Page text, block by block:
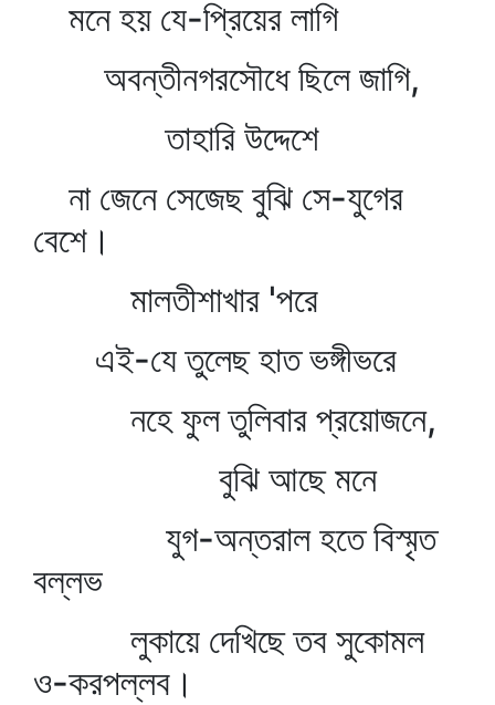
মনে হয় যে-প্রিয়ের লাগি
অবন্তীনগরসৌধে ছিলে জাগি,
তাহারি উদ্দেশে
না জেনে সেজেছ বুঝি সে-যুগের
বেশে।
মালতীশাখার 'পরে
এই-যে তুলেছ হাত ভঙ্গীভরে
নহে ফুল তুলিবার প্রয়োজনে,
বুঝি আছে মনে
যুগ-অন্তরাল হতে বিস্মৃত
বল্লভ
লুকায়ে দেখিছে তব সুকোমল
ও-করপল্লব।